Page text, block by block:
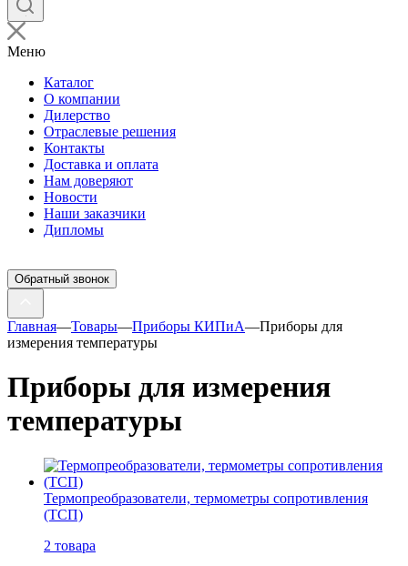
Меню
Каталог
О компании
Дилерство
Отраслевые решения
Контакты
Доставка и оплата
Нам доверяют
Новости
Наши заказчики
Дипломы
Обратный звонок
Главная—Товары—Приборы КИПиА—Приборы для
измерения температуры
Приборы для измерения
температуры
Термопреобразователи, термометры сопротивления
(ТСП)
2 товара